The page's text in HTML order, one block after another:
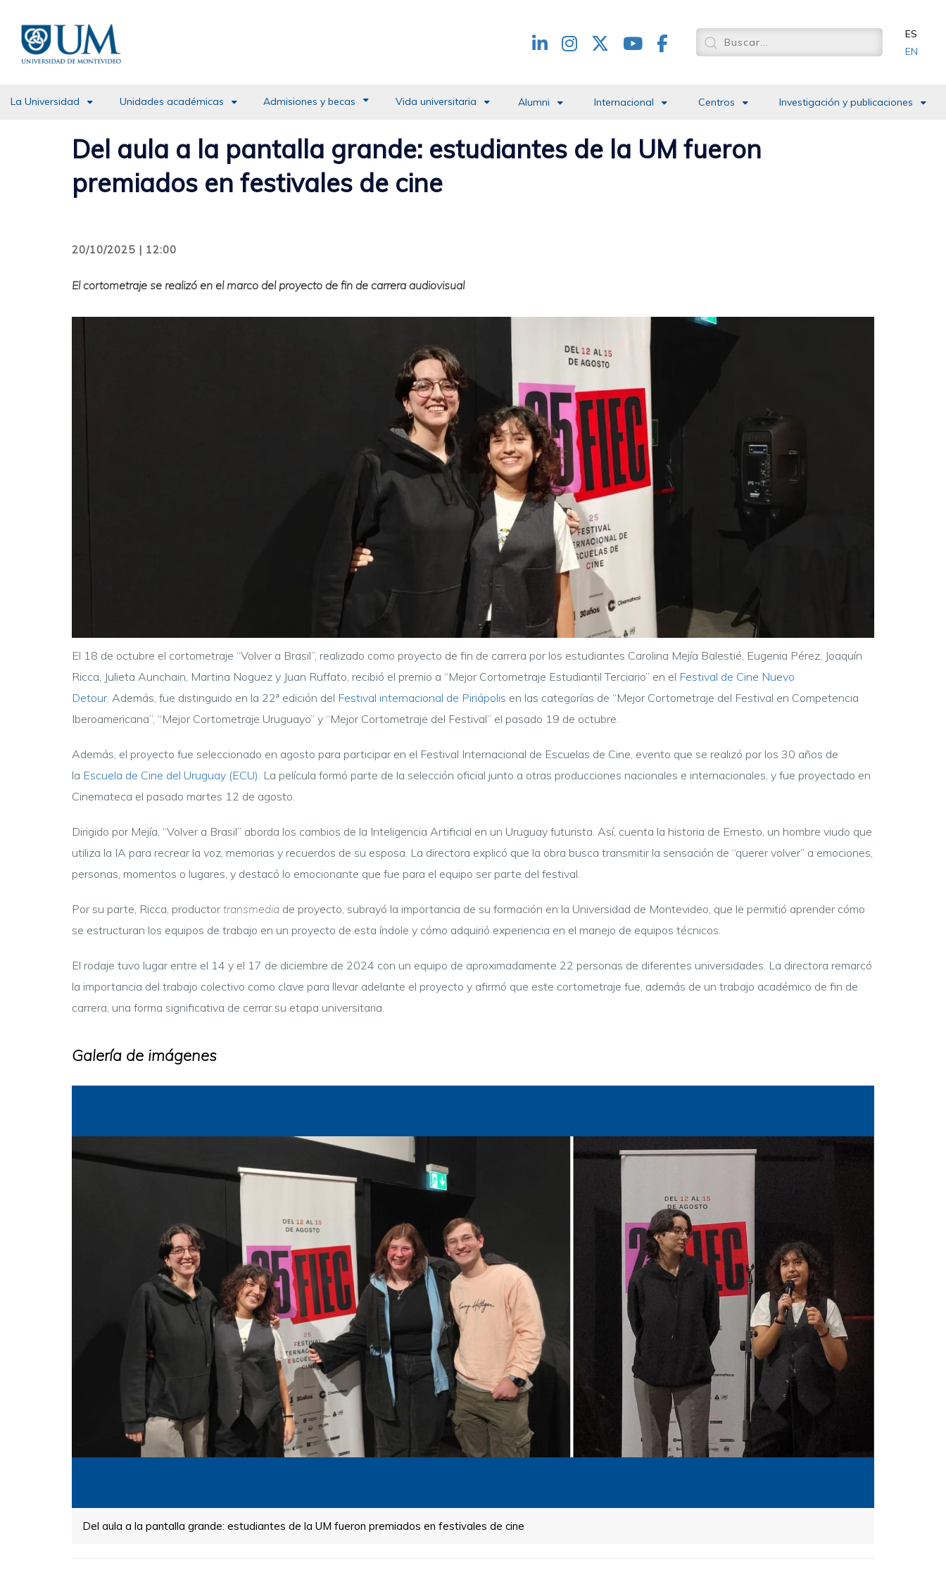
contenido
principal
Redes
ES
EN
La Universidad Unidades académicas Admisiones y becas Vida universitaria Alumni Internacional Centros Investigación y publicaciones
Del aula a la pantalla grande: estudiantes de la UM fueron
premiados en festivales de cine
20/10/2025 | 12:00
El cortometraje se realizó en el marco del proyecto de fin de carrera audiovisual
El 18 de octubre el cortometraje “Volver a Brasil”, realizado como proyecto de fin de carrera por los estudiantes Carolina Mejía Balestié, Eugenia Pérez, Joaquín
Ricca, Julieta Aunchain, Martina Noguez y Juan Ruffato, recibió el premio a “Mejor Cortometraje Estudiantil Terciario” en el Festival de Cine Nuevo
Detour. Además, fue distinguido en la 22ª edición del Festival internacional de Piriápolis en las categorías de “Mejor Cortometraje del Festival en Competencia
Iberoamericana”, “Mejor Cortometraje Uruguayo” y “Mejor Cortometraje del Festival” el pasado 19 de octubre.
Además, el proyecto fue seleccionado en agosto para participar en el Festival Internacional de Escuelas de Cine, evento que se realizó por los 30 años de
la Escuela de Cine del Uruguay (ECU). La película formó parte de la selección oficial junto a otras producciones nacionales e internacionales, y fue proyectado en
Cinemateca el pasado martes 12 de agosto.
Dirigido por Mejía, “Volver a Brasil” aborda los cambios de la Inteligencia Artificial en un Uruguay futurista. Así, cuenta la historia de Ernesto, un hombre viudo que
utiliza la IA para recrear la voz, memorias y recuerdos de su esposa. La directora explicó que la obra busca transmitir la sensación de “querer volver” a emociones,
personas, momentos o lugares, y destacó lo emocionante que fue para el equipo ser parte del festival.
Por su parte, Ricca, productor transmedia de proyecto, subrayó la importancia de su formación en la Universidad de Montevideo, que le permitió aprender cómo
se estructuran los equipos de trabajo en un proyecto de esta índole y cómo adquirió experiencia en el manejo de equipos técnicos.
El rodaje tuvo lugar entre el 14 y el 17 de diciembre de 2024 con un equipo de aproximadamente 22 personas de diferentes universidades. La directora remarcó
la importancia del trabajo colectivo como clave para llevar adelante el proyecto y afirmó que este cortometraje fue, además de un trabajo académico de fin de
carrera, una forma significativa de cerrar su etapa universitaria.
Galería de imágenes
Del aula a la pantalla grande: estudiantes de la UM fueron premiados en festivales de cine